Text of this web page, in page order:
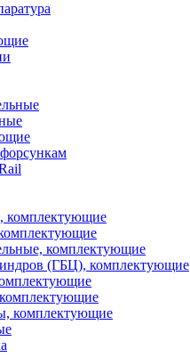
комплектующие
комплектующие
(ГБЦ), комплектующие
комплектующие